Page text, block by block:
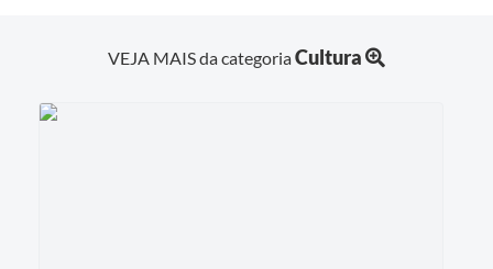
VEJA MAIS da categoriaCultura